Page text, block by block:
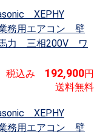
XEPHY
務用エアコン 壁
力 三相200V ワ
税込み 192,900円
送料無料
XEPHY
務用エアコン 壁